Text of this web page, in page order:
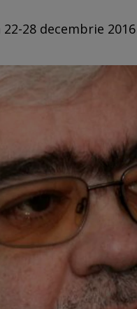
28 decembrie 2016